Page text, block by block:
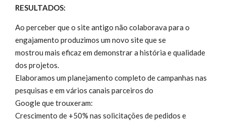
RESULTADOS:
Ao perceber que o site antigo não colaborava para o
engajamento produzimos um novo site que se
mostrou mais eficaz em demonstrar a história e qualidade
dos projetos.
Elaboramos um planejamento completo de campanhas nas
pesquisas e em vários canais parceiros do
Google que trouxeram:
Crescimento de +50% nas solicitações de pedidos e